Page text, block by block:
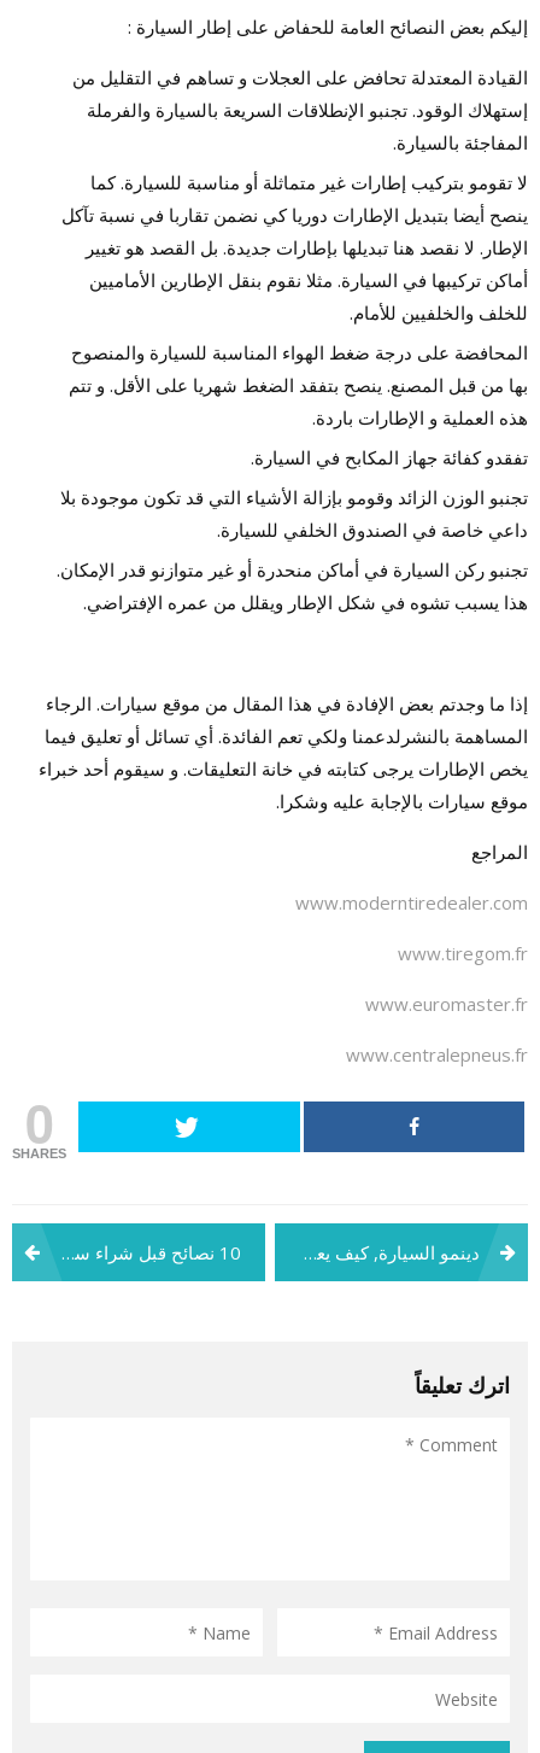
إليكم بعض النصائح العامة للحفاض على إطار السيارة :
القيادة المعتدلة تحافض على العجلات و تساهم في التقليل من
إستهلاك الوقود. تجنبو الإنطلاقات السريعة بالسيارة والفرملة
المفاجئة بالسيارة.
لا تقومو بتركيب إطارات غير متماثلة أو مناسبة للسيارة. كما
ينصح أيضا بتبديل الإطارات دوريا كي نضمن تقاربا في نسبة تآكل
الإطار. لا نقصد هنا تبديلها بإطارات جديدة. بل القصد هو تغيير
أماكن تركيبها في السيارة. مثلا نقوم بنقل الإطارين الأماميين
للخلف والخلفيين للأمام.
المحافضة على درجة ضغط الهواء المناسبة للسيارة والمنصوح
بها من قبل المصنع. ينصح بتفقد الضغط شهريا على الأقل. و تتم
هذه العملية و الإطارات باردة.
تفقدو كفائة جهاز المكابح في السيارة.
تجنبو الوزن الزائد وقومو بإزالة الأشياء التي قد تكون موجودة بلا
داعي خاصة في الصندوق الخلفي للسيارة.
تجنبو ركن السيارة في أماكن منحدرة أو غير متوازنو قدر الإمكان.
هذا يسبب تشوه في شكل الإطار ويقلل من عمره الإفتراضي.
إذا ما وجدتم بعض الإفادة في هذا المقال من موقع سيارات. الرجاء
المساهمة بالنشرلدعمنا ولكي تعم الفائدة. أي تسائل أو تعليق فيما
يخص الإطارات يرجى كتابته في خانة التعليقات. و سيقوم أحد خبراء
موقع سيارات بالإجابة عليه وشكرا.
المراجع
www.moderntiredealer.com
www.tiregom.fr
www.euromaster.fr
www.centralepneus.fr
0
SHARES
تصفّح
المقالات
10 نصائح قبل شراء سيارة مستعملة دينمو السيارة, كيف يعمل و ماهي علامات تلفه
اترك تعليقاً